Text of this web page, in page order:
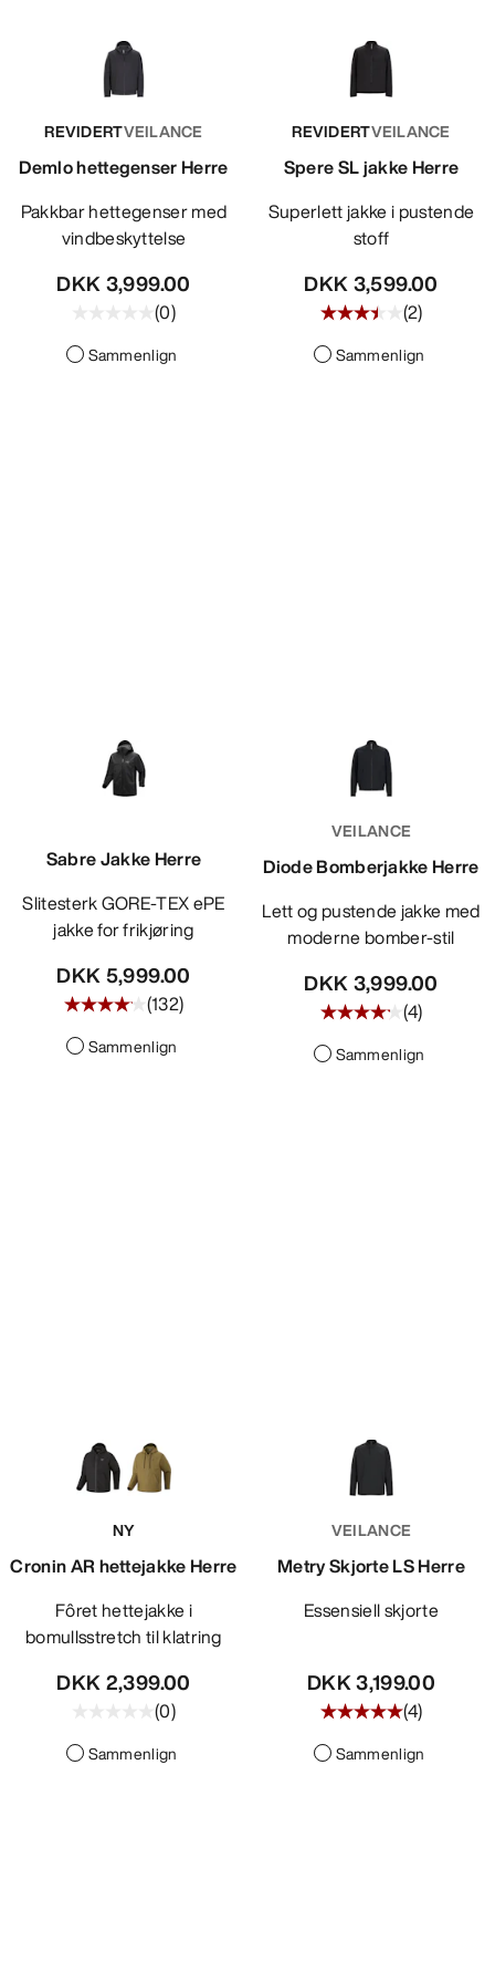
REVIDERTVEILANCE
Demlo hettegenser Herre
Pakkbar hettegenser med
vindbeskyttelse
DKK 3,999.00
(0)
Sammenlign
REVIDERTVEILANCE
Spere SL jakke Herre
Superlett jakke i pustende
stoff
DKK 3,599.00
(2)
Sammenlign
Sabre Jakke Herre
Slitesterk GORE-TEX ePE
jakke for frikjøring
DKK 5,999.00
(132)
Sammenlign
VEILANCE
Diode Bomberjakke Herre
Lett og pustende jakke med
moderne bomber-stil
DKK 3,999.00
(4)
Sammenlign
NY
Cronin AR hettejakke Herre
Fôret hettejakke i
bomullsstretch til klatring
DKK 2,399.00
(0)
Sammenlign
VEILANCE
Metry Skjorte LS Herre
Essensiell skjorte
DKK 3,199.00
(4)
Sammenlign